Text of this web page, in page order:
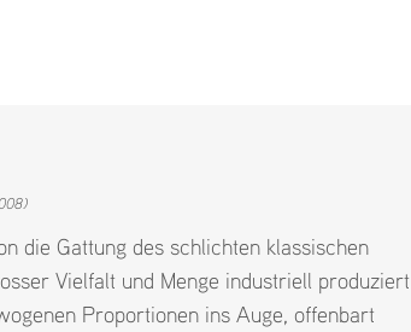
die Gattung des schlichten klassischen
Vielfalt und Menge industriell produziert
Proportionen ins Auge, offenbart